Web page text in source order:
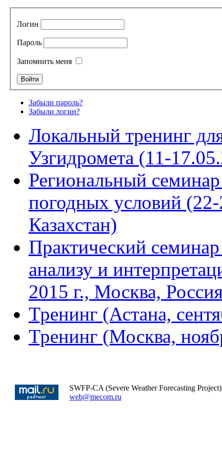
Логин
Пароль
Запомнить меня
Забыли пароль?
Забыли логин?
Локальный тренинг
Узгидромета (11-
Региональный
погодных условий
Казахстан)
Практический
анализу и
2015 г., Москва,
Тренинг (Астана,
Тренинг (Москва,
SWFP-CA (Severe Weather Forecasting Project)
web@mecom.ru